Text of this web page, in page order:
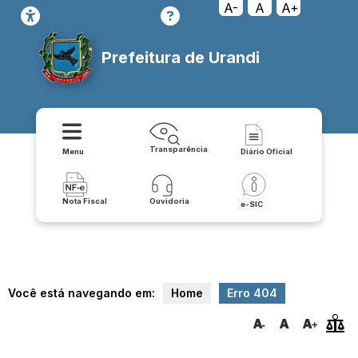
transparencia/pessoal/servidores A- A A+
Prefeitura de Urandi
Menu Transparência Diário Oficial
Nota Fiscal Ouvidoria e-SIC
Você está navegando em: Home Erro 404